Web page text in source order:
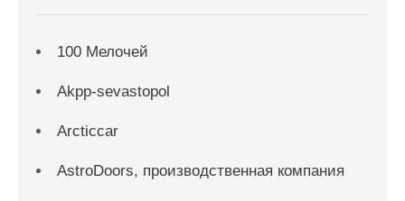
100 Мелочей
Akpp-sevastopol
Arcticcar
AstroDoors, производственная компания